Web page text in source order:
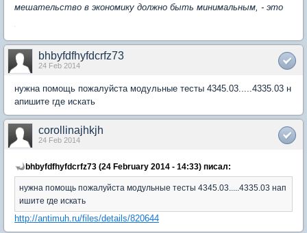
мешательство в экономику должно быть минимальным, - это
bhbyfdfhyfdcrfz73
24 Feb 2014
нужна помощь пожалуйста модульные тесты 4345.03.....4335.03 н
апишите где искать
corollinajhkjh
24 Feb 2014
bhbyfdfhyfdcrfz73 (24 February 2014 - 14:33) писал:
нужна помощь пожалуйста модульные тесты 4345.03.....4335.03 нап
ишите где искать
http://antimuh.ru/files/details/820644